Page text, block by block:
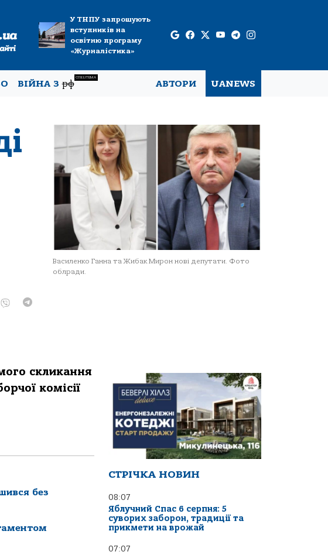
У ТНПУ запрошують
вступників на
освітню програму
«Журналістика»
ВІЙНА Зрф
СПЕЦТЕМА
АВТОРИ UANEWS
Василенко Ганна та Жибак Мирон нові депутати. Фото
облради.
скликaння
кoмісії
без
СТРІЧКА НОВИН
08:07
Яблучний Спас 6 серпня: 5
суворих заборон, традиції та
прикмети на врожай
07:07